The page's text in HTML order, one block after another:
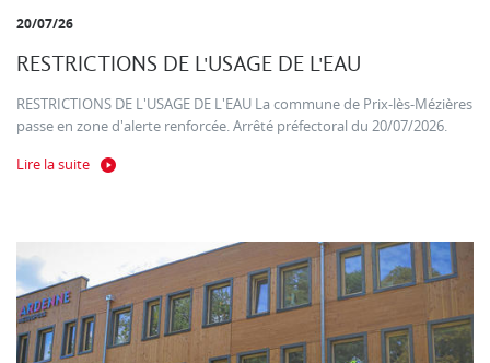
20/07/26
RESTRICTIONS DE L'USAGE DE L'EAU
RESTRICTIONS DE L'USAGE DE L'EAU La commune de Prix-lès-Mézières
passe en zone d'alerte renforcée. Arrêté préfectoral du 20/07/2026.
Lire la suite